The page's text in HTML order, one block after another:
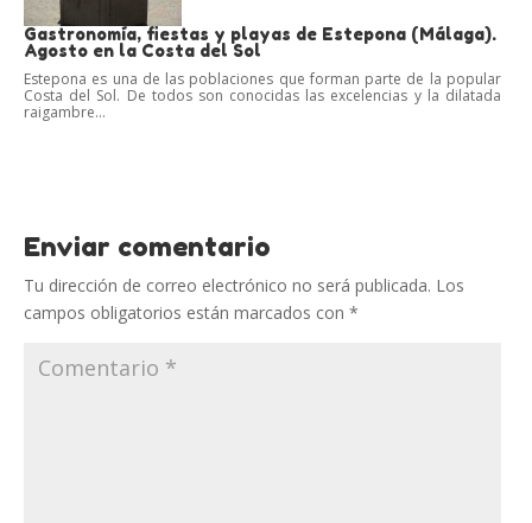
Gastronomía, fiestas y playas de Estepona (Málaga).
Agosto en la Costa del Sol
Estepona es una de las poblaciones que forman parte de la popular
Costa del Sol. De todos son conocidas las excelencias y la dilatada
raigambre...
Enviar comentario
Tu dirección de correo electrónico no será publicada. Los
campos obligatorios están marcados con *